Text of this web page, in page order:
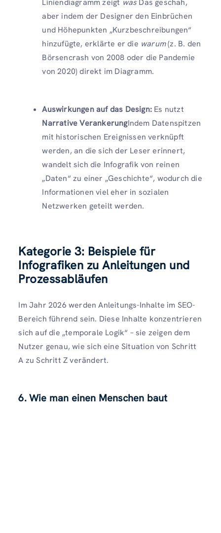
Liniendiagramm zeigt was Das geschah,
aber indem der Designer den Einbrüchen
und Höhepunkten „Kurzbeschreibungen“
hinzufügte, erklärte er die warum(z. B. den
Börsencrash von 2008 oder die Pandemie
von 2020) direkt im Diagramm.
Auswirkungen auf das Design: Es nutzt
Narrative VerankerungIndem Datenspitzen
mit historischen Ereignissen verknüpft
werden, an die sich der Leser erinnert,
wandelt sich die Infografik von reinen
„Daten“ zu einer „Geschichte“, wodurch die
Informationen viel eher in sozialen
Netzwerken geteilt werden.
Kategorie 3: Beispiele für
Infografiken zu Anleitungen und
Prozessabläufen
Im Jahr 2026 werden Anleitungs-Inhalte im SEO-
Bereich führend sein. Diese Inhalte konzentrieren
sich auf die „temporale Logik“ – sie zeigen dem
Nutzer genau, wie sich eine Situation von Schritt
A zu Schritt Z verändert.
6. Wie man einen Menschen baut